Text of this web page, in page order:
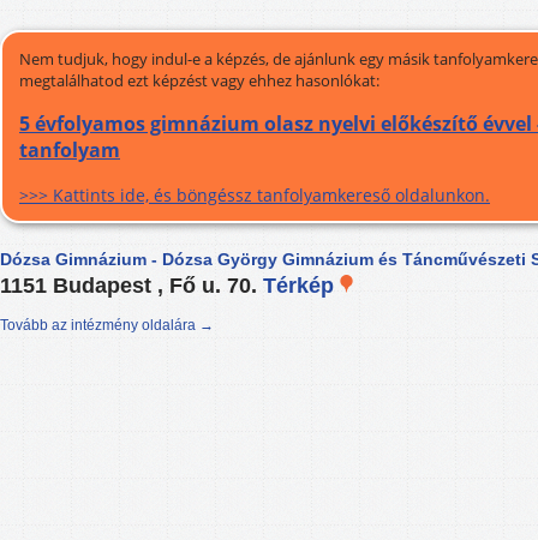
Nem tudjuk, hogy indul-e a képzés, de ajánlunk egy másik
megtalálhatod ezt képzést vagy ehhez hasonlókat:
5 évfolyamos gimnázium olasz nyelvi előkészítő évvel
tanfolyam
>>> Kattints ide, és böngéssz tanfolyamkereső oldalunkon.
Dózsa Gimnázium - Dózsa György Gimnázium és Táncművészeti
1151 Budapest , Fő u. 70. Térkép
Tovább az intézmény oldalára →